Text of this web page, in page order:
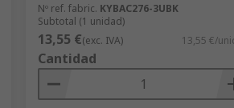
Nº ref. fabric. KYBAC276-3UBK
Subtotal (1 unidad)
13,55 €(exc. IVA) 13,55 €/
Cantidad